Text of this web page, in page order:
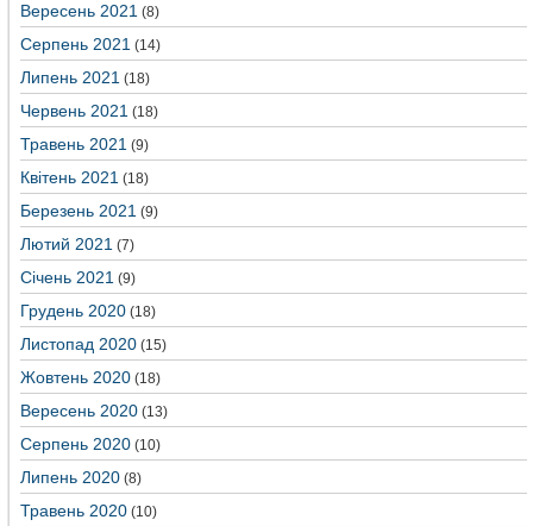
Вересень 2021 (8)
Серпень 2021 (14)
Липень 2021 (18)
Червень 2021 (18)
Травень 2021 (9)
Квітень 2021 (18)
Березень 2021 (9)
Лютий 2021 (7)
Січень 2021 (9)
Грудень 2020 (18)
Листопад 2020 (15)
Жовтень 2020 (18)
Вересень 2020 (13)
Серпень 2020 (10)
Липень 2020 (8)
Травень 2020 (10)